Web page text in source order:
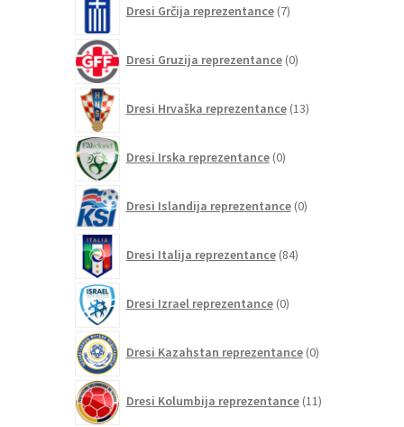
Dresi Grčija reprezentance 7izdelkov
Dresi Gruzija reprezentance 0izdelkov
Dresi Hrvaška reprezentance 13izdelkov
Dresi Irska reprezentance 0izdelkov
Dresi Islandija reprezentance 0izdelkov
Dresi Italija reprezentance 84izdelkov
Dresi Izrael reprezentance 0izdelkov
Dresi Kazahstan reprezentance 0izdelkov
Dresi Kolumbija reprezentance 11izdelkov